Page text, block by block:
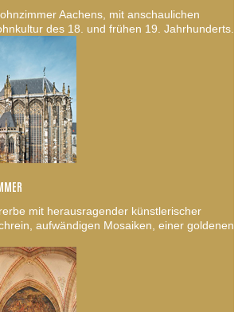
Aachens, mit anschaulichen
des 18. und frühen 19. Jahrhunderts.
mit herausragender künstlerischer
aufwändigen Mosaiken, einer goldenen